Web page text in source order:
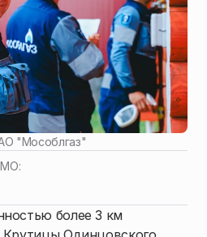
"Мособлгаз"
более 3 км